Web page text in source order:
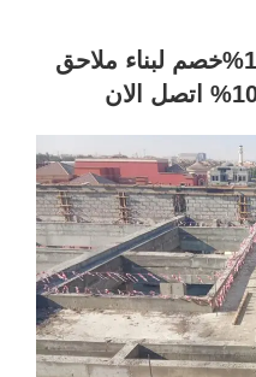
مقاول ملاحق الرياض بـ18%خصم لبناء ملاحق